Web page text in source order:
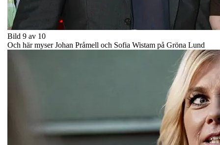
Bild 9 av 10
Och här myser Johan Pråmell och Sofia Wistam på Gröna Lund